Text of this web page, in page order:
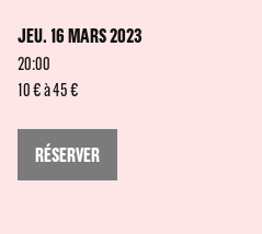
JEU. 16 MARS 2023
20:00
10 € à 45 €
RÉSERVER